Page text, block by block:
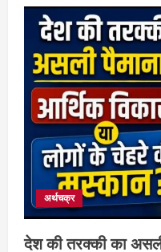
अर्थचक्र
देश की तरक्की का